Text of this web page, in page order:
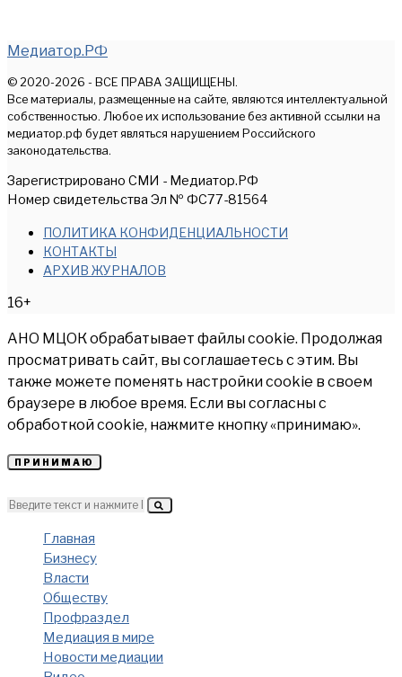
Медиатор.РФ
© 2020-2026 - ВСЕ ПРАВА ЗАЩИЩЕНЫ.
Все материалы, размещенные на сайте, являются интеллектуальной
собственностью. Любое их использование без активной ссылки на
медиатор.рф будет являться нарушением Российского
законодательства.
Зарегистрировано СМИ - Медиатор.РФ
Номер свидетельства Эл № ФС77-81564
ПОЛИТИКА КОНФИДЕНЦИАЛЬНОСТИ
КОНТАКТЫ
АРХИВ ЖУРНАЛОВ
16+
АНО МЦОК обрабатывает файлы cookie. Продолжая
просматривать сайт, вы соглашаетесь с этим. Вы
также можете поменять настройки cookie в своем
браузере в любое время. Если вы согласны с
обработкой cookie, нажмите кнопку «принимаю».
ПРИНИМАЮ
Главная
Бизнесу
Власти
Обществу
Профраздел
Медиация в мире
Новости медиации